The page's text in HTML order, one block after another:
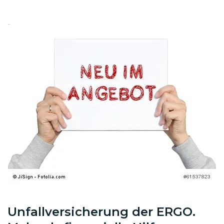
Unfallversicherung der ERGO.